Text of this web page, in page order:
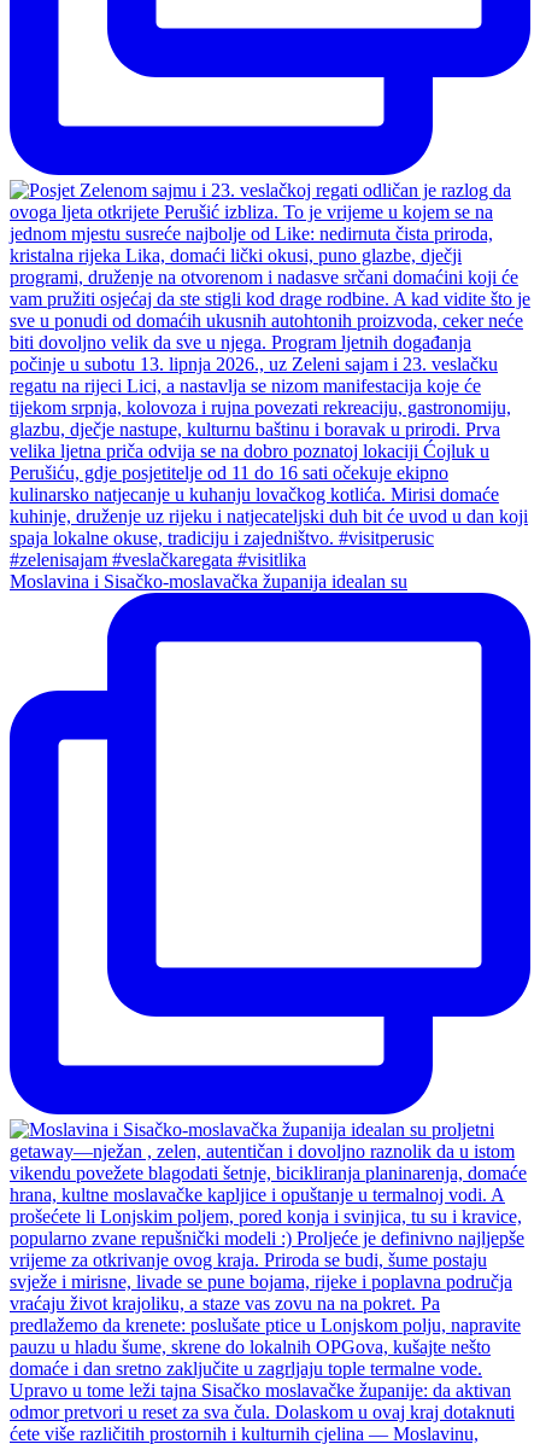
Moslavina i Sisačko-moslavačka županija idealan su